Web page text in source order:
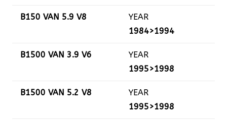
B150 VAN 5.9 V8
YEAR
1984>1994
B1500 VAN 3.9 V6
YEAR
1995>1998
B1500 VAN 5.2 V8
YEAR
1995>1998